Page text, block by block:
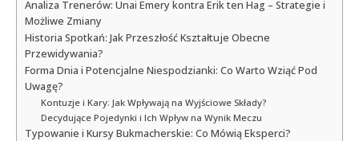
Analiza Trenerów: Unai Emery kontra Erik ten Hag – Strategie i
Możliwe Zmiany
Historia Spotkań: Jak Przeszłość Kształtuje Obecne
Przewidywania?
Forma Dnia i Potencjalne Niespodzianki: Co Warto Wziąć Pod
Uwagę?
Kontuzje i Kary: Jak Wpływają na Wyjściowe Składy?
Decydujące Pojedynki i Ich Wpływ na Wynik Meczu
Typowanie i Kursy Bukmacherskie: Co Mówią Eksperci?